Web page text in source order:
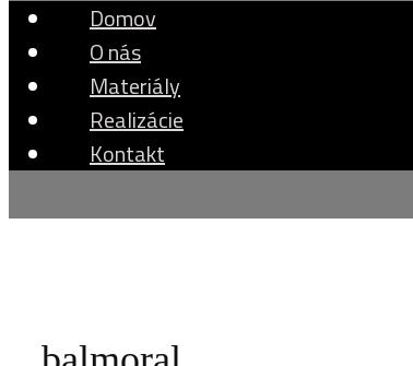
Domov
O nás
Materiály
Realizácie
Kontakt